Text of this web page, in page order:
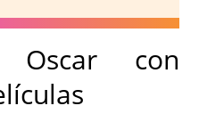
Oscar con